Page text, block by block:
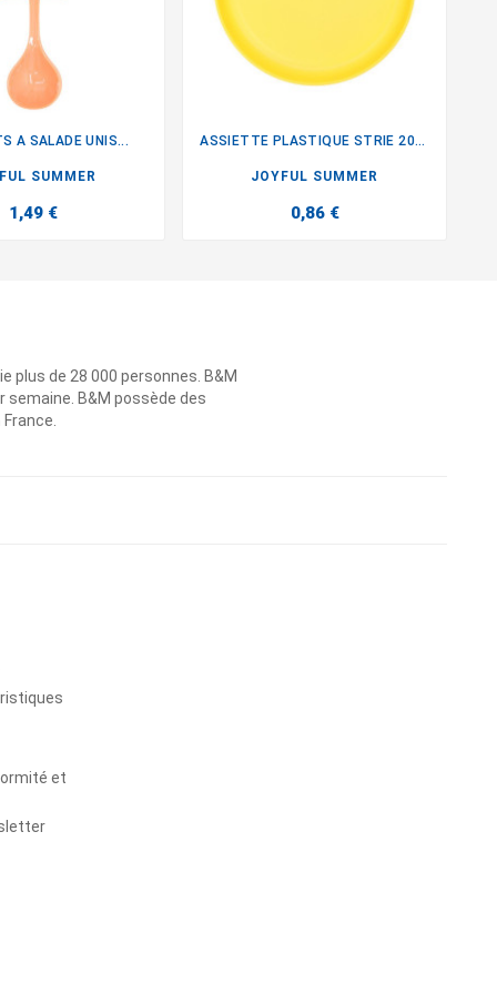
A SALADE UNIS...
SUMMER
1,49 €
ASSIETTE PLASTIQUE STRIE 20CM
JOYFUL SUMMER
0,86 €
plus de 28 000 personnes. B&M
B&M possède des
et